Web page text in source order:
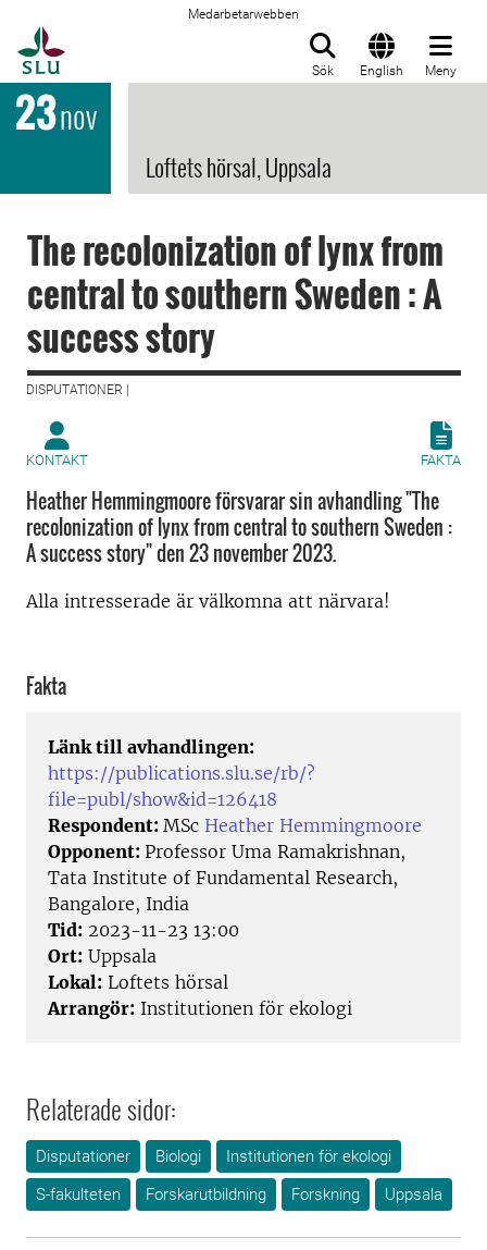
Medarbetarwebben
Sök English Meny
23nov
Loftets hörsal, Uppsala
The recolonization of lynx from
central to southern Sweden : A
success story
DISPUTATIONER |
KONTAKT FAKTA
Heather Hemmingmoore försvarar sin avhandling "The
recolonization of lynx from central to southern Sweden :
A success story" den 23 november 2023.
Alla intresserade är välkomna att närvara!
Fakta
Länk till avhandlingen:
https://publications.slu.se/rb/?
file=publ/show&id=126418
Respondent: MSc Heather Hemmingmoore
Opponent: Professor Uma Ramakrishnan,
Tata Institute of Fundamental Research,
Bangalore, India
Tid: 2023-11-23 13:00
Ort: Uppsala
Lokal: Loftets hörsal
Arrangör: Institutionen för ekologi
Relaterade sidor:
Disputationer Biologi
Institutionen för ekologi
S-fakulteten
Forskarutbildning Forskning Uppsala